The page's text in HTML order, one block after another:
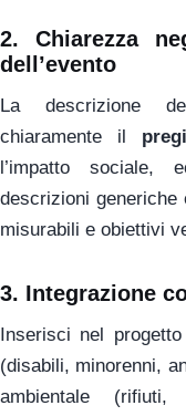
2. Chiarezza
dell’evento
La descrizione
chiaramente il
l’impatto sociale,
descrizioni
misurabili e obiettivi
3. Integrazione
Inserisci nel
(disabili, minorenni,
ambientale